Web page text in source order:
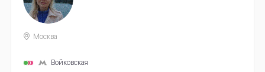
Москва
Войковская